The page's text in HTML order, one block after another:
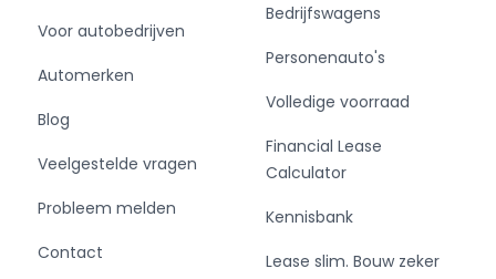
Voor autobedrijven
Automerken
Blog
Veelgestelde vragen
Probleem melden
Contact
Bedrijfswagens
Personenauto's
Volledige voorraad
Financial Lease
Calculator
Kennisbank
Lease slim. Bouw zeker